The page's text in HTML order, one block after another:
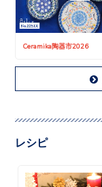
Ceramika陶器市2026
レシピ